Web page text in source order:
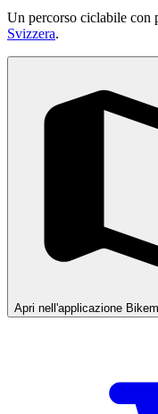
Un percorso ciclabile con
Svizzera.
Apri nell'applicazione